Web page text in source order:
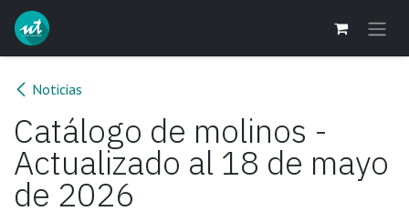
Ir al contenido
Noticias
Catálogo de molinos -
Actualizado al 18 de mayo
de 2026